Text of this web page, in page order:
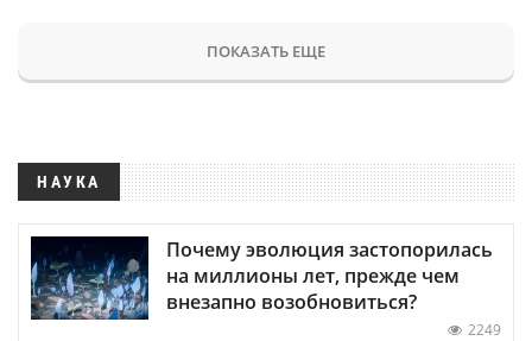
ПОКАЗАТЬ ЕЩЕ
НАУКА
Почему эволюция застопорилась
на миллионы лет, прежде чем
внезапно возобновиться?
2249